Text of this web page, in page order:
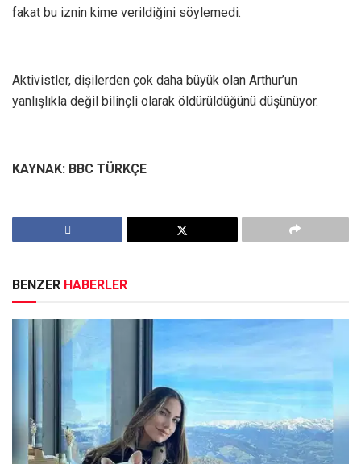
fakat bu iznin kime verildiğini söylemedi.
Aktivistler, dişilerden çok daha büyük olan Arthur’un
yanlışlıkla değil bilinçli olarak öldürüldüğünü düşünüyor.
KAYNAK: BBC TÜRKÇE
BENZER HABERLER